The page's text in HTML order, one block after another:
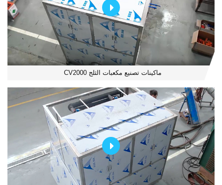
ماكينات تصنيع مكعبات الثلج CV2000